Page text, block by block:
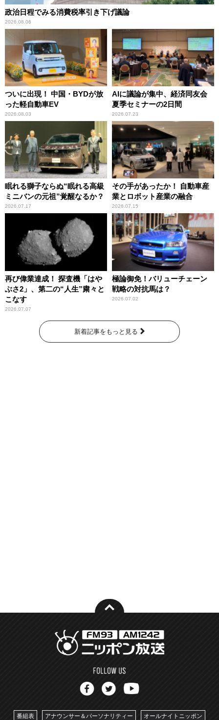
政治日程でみる消費税率引き下げ議論
2026.08.06
ついに出現！ 中国・BYDが放
った軽自動車EV
2026.08.03
AIに議論が集中、経済同友会
夏季セミナーの2日間
2026.07.23
眠れる獅子ならぬ“眠れる高級
ミニバンの元祖”覚醒なるか？
2026.07.17
その手があったか！ 自動車産
業とロボット産業の融合
2026.07.15
再び偉業達成！ 探査機「はや
ぶさ2」、第二の“人生”粛々と
こなす
2026.07.07
極論御免！バリューチェーン
戦略の対抗馬は？
2026.07.02
新着記事をもっと見る
番組表 アナウンサー＆パーソナリティー オールナイトニッポン